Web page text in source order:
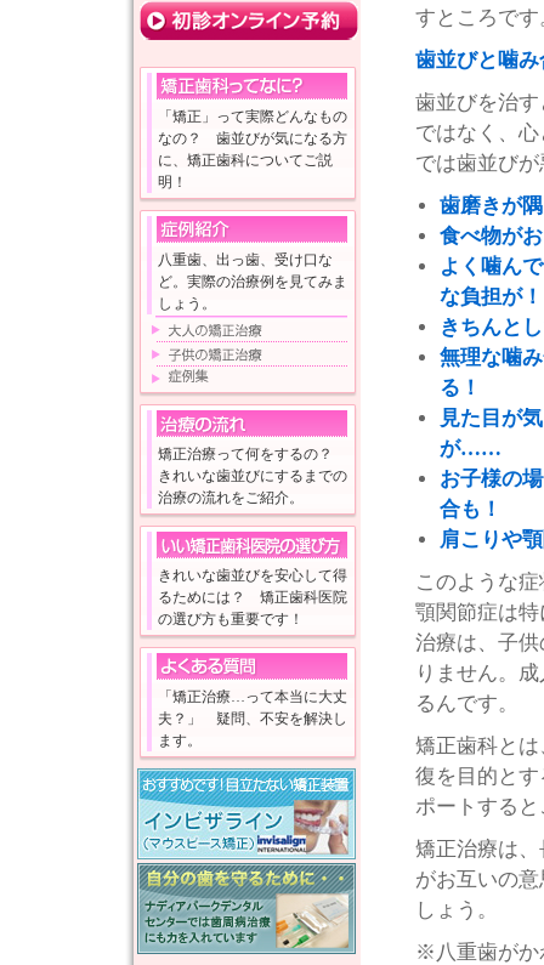
すところで
歯並びと噛
歯並びを治
ではなく、
では歯並び
歯磨きが
食べ物が
よく噛ん
な負担が！
きちんと
無理な噛
る！
見た目が
が……
お子様の
合も！
肩こりや
このような
顎関節症は
治療は、子
りません。
るんです。
矯正歯科と
復を目的と
ポートする
矯正治療は
がお互いの
しょう。
※八重歯がか
「矯正」って実際どんなもの
なの？ 歯並びが気になる方
に、矯正歯科についてご説
明！
八重歯、出っ歯、受け口な
ど。実際の治療例を見てみま
しょう。
矯正治療って何をするの？
きれいな歯並びにするまでの
治療の流れをご紹介。
きれいな歯並びを安心して得
るためには？ 矯正歯科医院
の選び方も重要です！
「矯正治療…って本当に大丈
夫？」 疑問、不安を解決し
ます。